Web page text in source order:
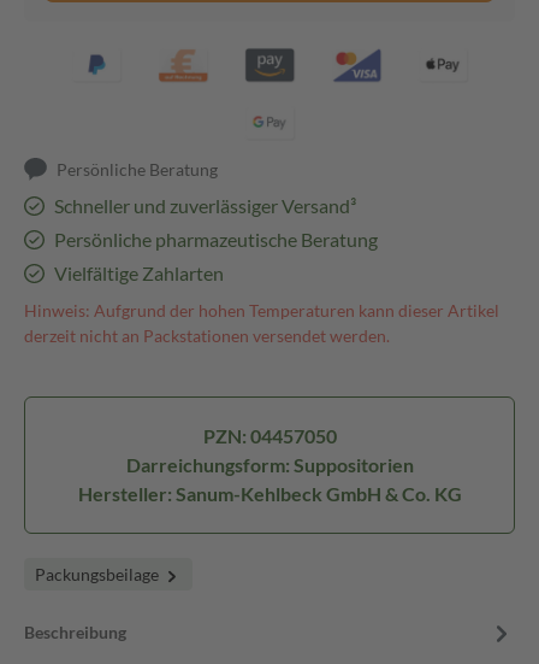
Persönliche Beratung
Schneller und zuverlässiger Versand³
Persönliche pharmazeutische Beratung
Vielfältige Zahlarten
Hinweis: Aufgrund der hohen Temperaturen kann dieser Artikel
derzeit nicht an Packstationen versendet werden.
PZN: 04457050
Darreichungsform: Suppositorien
Hersteller: Sanum-Kehlbeck GmbH & Co. KG
Packungsbeilage
Beschreibung